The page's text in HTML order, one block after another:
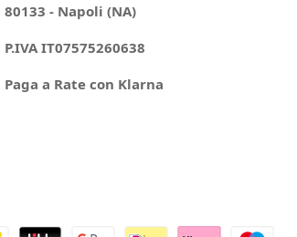
80133 - Napoli (NA)
P.IVA IT07575260638
Paga a Rate con Klarna